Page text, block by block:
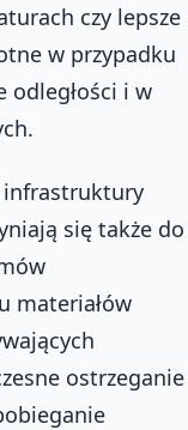
czy lepsze
w przypadku
odległości i w
infrastruktury
się także do
materiałów
ostrzeganie